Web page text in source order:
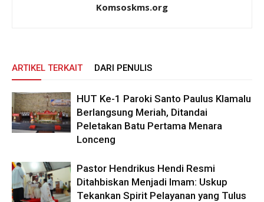
Komsoskms.org
ARTIKEL TERKAIT DARI PENULIS
HUT Ke-1 Paroki Santo Paulus Klamalu
Berlangsung Meriah, Ditandai
Peletakan Batu Pertama Menara
Lonceng
Pastor Hendrikus Hendi Resmi
Ditahbiskan Menjadi Imam: Uskup
Tekankan Spirit Pelayanan yang Tulus